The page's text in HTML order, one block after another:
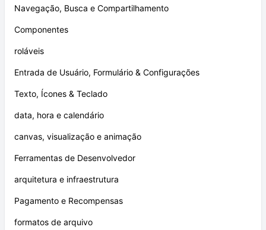
Navegação, Busca e Compartilhamento
Componentes
roláveis
Entrada de Usuário, Formulário & Configurações
Texto, Ícones & Teclado
data, hora e calendário
canvas, visualização e animação
Ferramentas de Desenvolvedor
arquitetura e infraestrutura
Pagamento e Recompensas
formatos de arquivo